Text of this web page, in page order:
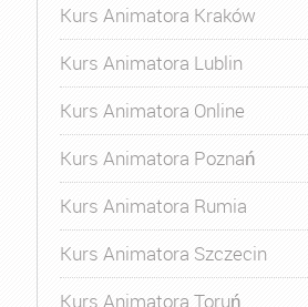
Kurs Animatora Kraków
Kurs Animatora Lublin
Kurs Animatora Online
Kurs Animatora Poznań
Kurs Animatora Rumia
Kurs Animatora Szczecin
Kurs Animatora Toruń